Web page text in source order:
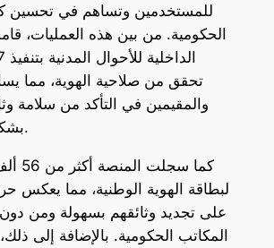
للمستخدمين وتساهم في تحسين
الحكومية. من بين هذه العمليات،
تحقق من صلاحية الهوية، مما
والمقيمين في التأكد من سلامة
بشكل فوري وآمن.
كما
لبطاقة الهوية الوطنية، مما يعكس
على تجديد وثائقهم بسهولة ومن دون
المكاتب الحكومية. بالإضافة إلى